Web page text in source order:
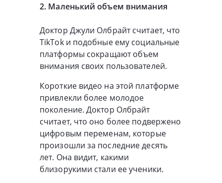
2. Маленький объем внимания
Доктор Джули Олбрайт считает, что
TikTok и подобные ему социальные
платформы сокращают объем
внимания своих пользователей.
Короткие видео на этой платформе
привлекли более молодое
поколение. Доктор Олбрайт
считает, что оно более подвержено
цифровым переменам, которые
произошли за последние десять
лет. Она видит, какими
близорукими стали ее ученики.